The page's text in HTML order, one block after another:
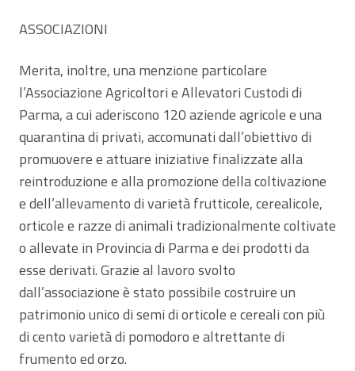
ASSOCIAZIONI
Merita, inoltre, una menzione particolare
l’Associazione Agricoltori e Allevatori Custodi di
Parma, a cui aderiscono 120 aziende agricole e una
quarantina di privati, accomunati dall’obiettivo di
promuovere e attuare iniziative finalizzate alla
reintroduzione e alla promozione della coltivazione
e dell’allevamento di varietà frutticole, cerealicole,
orticole e razze di animali tradizionalmente coltivate
o allevate in Provincia di Parma e dei prodotti da
esse derivati. Grazie al lavoro svolto
dall’associazione è stato possibile costruire un
patrimonio unico di semi di orticole e cereali con più
di cento varietà di pomodoro e altrettante di
frumento ed orzo.